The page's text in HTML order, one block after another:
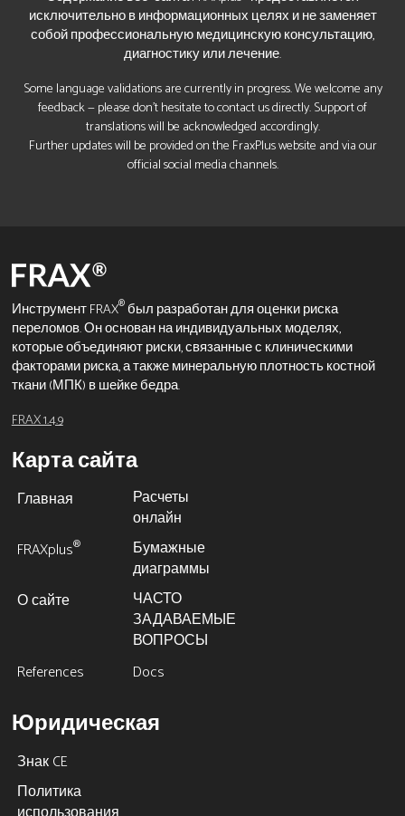
исключительно в информационных целях и не заменяет
собой профессиональную медицинскую консультацию,
диагностику или лечение.
Some language validations are currently in progress. We welcome any
feedback — please don’t hesitate to contact us directly. Support of
translations will be acknowledged accordingly.
Further updates will be provided on the FraxPlus website and via our
official social media channels.
Инструмент FRAX®был разработан для оценки риска
переломов. Он основан на индивидуальных моделях,
которые объединяют риски, связанные с клиническими
факторами риска, а также минеральную плотность костной
ткани (МПК) в шейке бедра.
FRAX 1.4.9
Карта сайта
Главная
Расчеты
онлайн
FRAXplus®
Бумажные
диаграммы
О сайте
ЧАСТО
ЗАДАВАЕМЫЕ
ВОПРОСЫ
References
Docs
Юридическая
Знак CE
Политика